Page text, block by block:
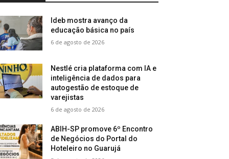
Ideb mostra avanço da
educação básica no país
6 de agosto de 2026
Nestlé cria plataforma com IA e
inteligência de dados para
autogestão de estoque de
varejistas
6 de agosto de 2026
ABIH-SP promove 6º Encontro
de Negócios do Portal do
Hoteleiro no Guarujá